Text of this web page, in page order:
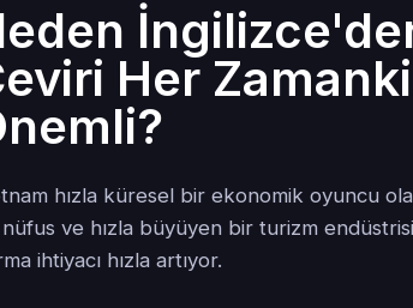
Her
hızla küresel bir ekonomik oyuncu
ve hızla büyüyen bir turizm
ihtiyacı hızla artıyor.